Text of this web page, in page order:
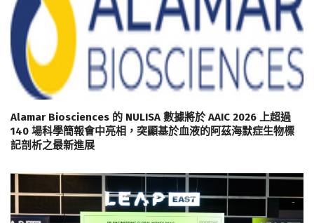
Alamar Biosciences 的 NULISA 數據將於 AAIC 2026 上超過
140 場科學簡報會中亮相，突顯基於血液的阿茲海默症生物標
記剖析之最新進展